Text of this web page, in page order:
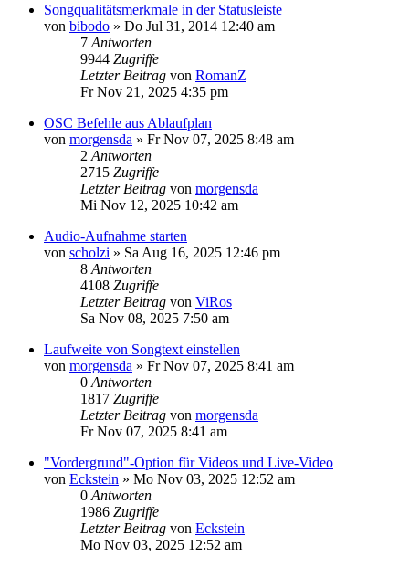
Songqualitätsmerkmale in der Statusleiste
von bibodo » Do Jul 31, 2014 12:40 am
7 Antworten
9944 Zugriffe
Letzter Beitrag von RomanZ
Fr Nov 21, 2025 4:35 pm
OSC Befehle aus Ablaufplan
von morgensda » Fr Nov 07, 2025 8:48 am
2 Antworten
2715 Zugriffe
Letzter Beitrag von morgensda
Mi Nov 12, 2025 10:42 am
Audio-Aufnahme starten
von scholzi » Sa Aug 16, 2025 12:46 pm
8 Antworten
4108 Zugriffe
Letzter Beitrag von ViRos
Sa Nov 08, 2025 7:50 am
Laufweite von Songtext einstellen
von morgensda » Fr Nov 07, 2025 8:41 am
0 Antworten
1817 Zugriffe
Letzter Beitrag von morgensda
Fr Nov 07, 2025 8:41 am
"Vordergrund"-Option für Videos und Live-Video
von Eckstein » Mo Nov 03, 2025 12:52 am
0 Antworten
1986 Zugriffe
Letzter Beitrag von Eckstein
Mo Nov 03, 2025 12:52 am